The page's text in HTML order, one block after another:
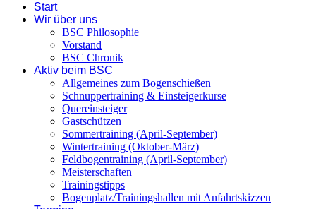
Start
Wir über uns
BSC Philosophie
Vorstand
BSC Chronik
Aktiv beim BSC
Allgemeines zum Bogenschießen
Schnuppertraining & Einsteigerkurse
Quereinsteiger
Gastschützen
Sommertraining (April-September)
Wintertraining (Oktober-März)
Feldbogentraining (April-September)
Meisterschaften
Trainingstipps
Bogenplatz/Trainingshallen mit Anfahrtskizzen